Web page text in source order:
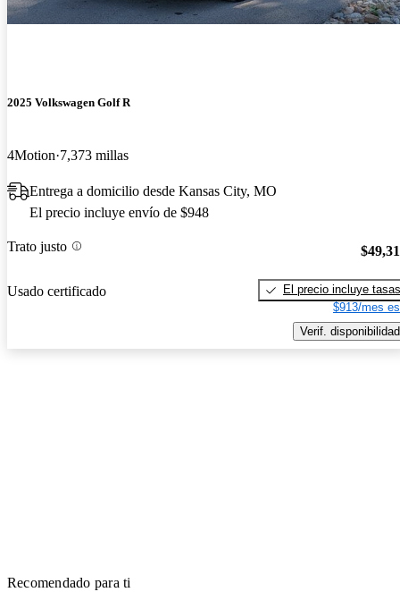
2025 Volkswagen Golf R
4Motion 7,373 millas
Entrega a domicilio desde Kansas City, MO
El precio incluye envío de $948
Trato justo
Usado certificado
El precio incluye tasas
$913/mes
Verif. disponibilidad
Recomendado para ti